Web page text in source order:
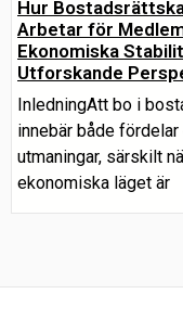
Hur
Arbetar för
Ekonomiska
Utforskande
InledningAtt bo i
innebär både fördelar
utmaningar, särskilt
ekonomiska läget är